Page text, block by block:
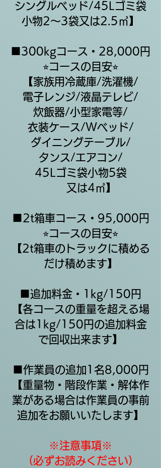
​シングルベッド/45Lゴミ袋
小物2〜3袋又は2.5㎥】
■300kgコース・28,000円
⭐︎コースの目安⭐︎
【家族用冷蔵庫/洗濯機/
電子レンジ/液晶テレビ/
炊飯器/小型家電等/
衣装ケース/Wベッド/
​ダイニングテーブル/
タンス/エアコン/
45Lゴミ袋小物5袋
​又は4㎥】
■2t箱車コース・95,000円
⭐︎コースの目安⭐︎
【2t箱車のトラックに積める
だけ積めます】
​■追加料金・1kg/150円
【各コースの重量を超える場
合は1kg/150円の追加料金
で回収出来ます】
■作業員の追加1名8,000円
​【重量物・階段作業・解体作
業がある場合は作業員の事前
追加をお願いいたします】
※注意事項※
（必ずお読みください）